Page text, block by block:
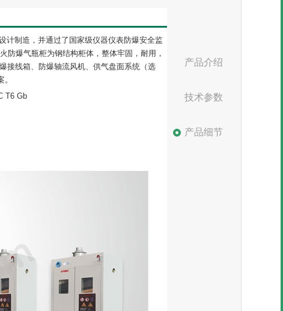
计制造，并通过了国家级仪器仪表防爆安全监
防爆气瓶柜为钢结构柜体，整体牢固，耐用，
接线箱、防爆轴流风机、供气盘面系统（选
T6 Gb
产品介绍
技术参数
产品细节